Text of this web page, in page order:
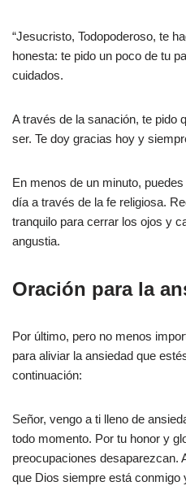
“Jesucristo, Todopoderoso, te
honesta: te pido un poco de tu
cuidados.
A través de la sanación, te pido
ser. Te doy gracias hoy y
En menos de un minuto,
día a través de la fe religiosa.
tranquilo para cerrar los ojos y
angustia.
Oración para la
Por último, pero no menos
para aliviar la ansiedad que
continuación:
Señor, vengo a ti lleno de
todo momento. Por tu honor y
preocupaciones desaparezcan.
que Dios siempre está conmigo